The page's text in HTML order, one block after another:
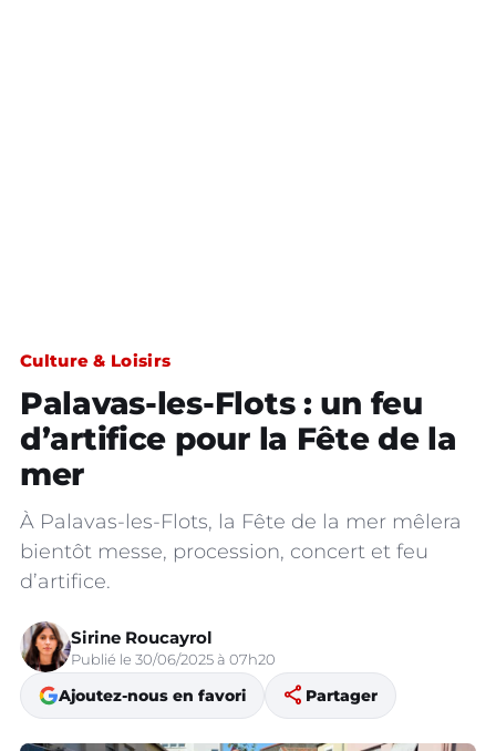
Culture & Loisirs
Palavas-les-Flots : un feu
d’artifice pour la Fête de la
mer
À Palavas-les-Flots, la Fête de la mer mêlera
bientôt messe, procession, concert et feu
d’artifice.
Sirine Roucayrol
Publié le 30/06/2025 à 07h20
Ajoutez-nous en favori share Partager